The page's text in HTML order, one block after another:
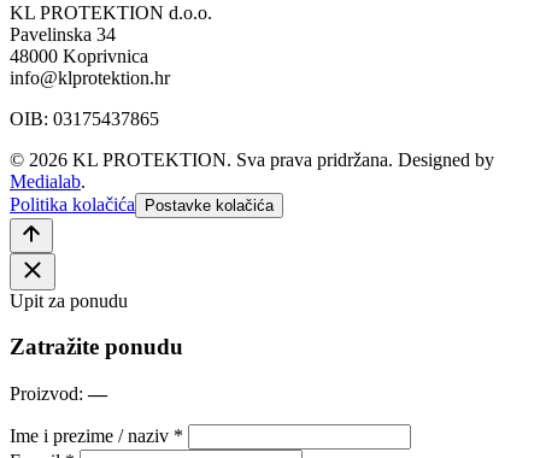
KL PROTEKTION d.o.o.
Pavelinska 34
48000 Koprivnica
info@klprotektion.hr
OIB: 03175437865
© 2026 KL PROTEKTION. Sva prava pridržana. Designed by
Medialab.
Politika kolačića
Postavke kolačića
Upit za ponudu
Zatražite ponudu
Proizvod:—
Ime i prezime / naziv *